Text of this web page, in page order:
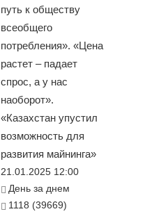
путь к обществу
всеобщего
потребления». «Цена
растет – падает
спрос, а у нас
наоборот».
«Казахстан упустил
возможность для
развития майнинга»
21.01.2025 12:00
День за днем
1118 (39669)